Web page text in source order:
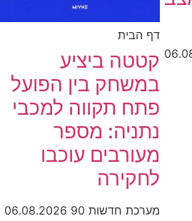
דף הבית
קטטה ביציע
במשחק בין הפועל
פתח תקווה למכבי
נתניה: מספר
מעורבים עוכבו
לחקירה
מערכת חדשות 90
06.08.2026